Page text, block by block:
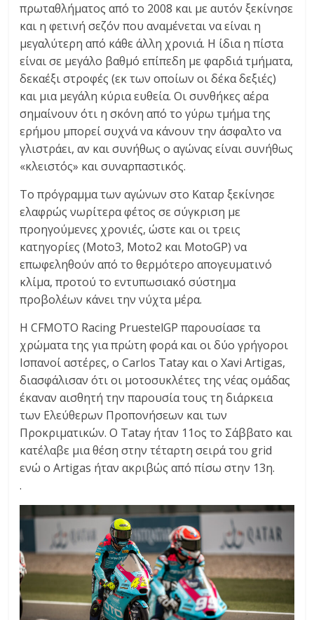
πρωταθλήματος από το 2008 και με αυτόν ξεκίνησε
και η φετινή σεζόν που αναμένεται να είναι η
μεγαλύτερη από κάθε άλλη χρονιά. Η ίδια η πίστα
είναι σε μεγάλο βαθμό επίπεδη με φαρδιά τμήματα,
δεκαέξι στροφές (εκ των οποίων οι δέκα δεξιές)
και μια μεγάλη κύρια ευθεία. Οι συνθήκες αέρα
σημαίνουν ότι η σκόνη από το γύρω τμήμα της
ερήμου μπορεί συχνά να κάνουν την άσφαλτο να
γλιστράει, αν και συνήθως ο αγώνας είναι συνήθως
«κλειστός» και συναρπαστικός.
Το πρόγραμμα των αγώνων στο Καταρ ξεκίνησε
ελαφρώς νωρίτερα φέτος σε σύγκριση με
προηγούμενες χρονιές, ώστε και οι τρεις
κατηγορίες (Moto3, Moto2 και MotoGP) να
επωφεληθούν από το θερμότερο απογευματινό
κλίμα, προτού το εντυπωσιακό σύστημα
προβολέων κάνει την νύχτα μέρα.
Η CFMOTO Racing PruestelGP παρουσίασε τα
χρώματα της για πρώτη φορά και οι δύο γρήγοροι
Ισπανοί αστέρες, ο Carlos Tatay και ο Xavi Artigas,
διασφάλισαν ότι οι μοτοσυκλέτες της νέας ομάδας
έκαναν αισθητή την παρουσία τους τη διάρκεια
των Ελεύθερων Προπονήσεων και των
Προκριματικών. Ο Tatay ήταν 11ος το Σάββατο και
κατέλαβε μια θέση στην τέταρτη σειρά του grid
ενώ ο Artigas ήταν ακριβώς από πίσω στην 13η.
.